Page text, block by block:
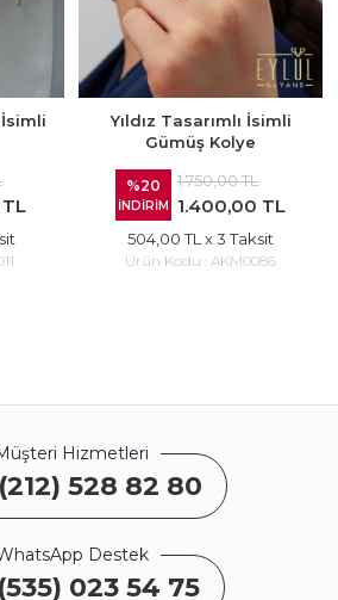
Yıldız Tasarımlı İsimli
Gümüş Kolye
%20
İNDİRİM
1.750,00 TL
1.400,00 TL
504,00 TL x 3 Taksit
Ürün Kodu : AKM0086
Hizmetleri
528 82 80
Destek
023 54 75